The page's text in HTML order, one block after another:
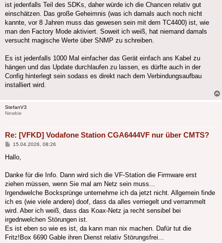
ist jedenfalls Teil des SDKs, daher würde ich die Chancen relativ gut
einschätzen. Das große Geheimnis (was ich damals auch noch nicht
kannte, vor 8 Jahren muss das gewesen sein mit dem TC4400) ist, wie
man den Factory Mode aktiviert. Soweit ich weiß, hat niemand damals
versucht magische Werte über SNMP zu schreiben.
Es ist jedenfalls 1000 Mal einfacher das Gerät einfach ans Kabel zu
hängen und das Update durchlaufen zu lassen, es dürfte auch in der
Config hinterlegt sein sodass es direkt nach dem Verbindungsaufbau
installiert wird.
StefanV3
Newbie
Re: [VFKD] Vodafone Station CGA6444VF nur über CMTS?
Beitrag
15.04.2026, 08:26
Hallo,
Danke für die Info. Dann wird sich die VF-Station die Firmware erst
ziehen müssen, wenn Sie mal am Netz sein muss...
Irgendwelche Bocksprünge unternehme ich da jetzt nicht. Allgemein finde
ich es (wie viele andere) doof, dass da alles verriegelt und verrammelt
wird. Aber ich weiß, dass das Koax-Netz ja recht sensibel bei
irgednwelchen Störungen ist.
Es ist eben so wie es ist, da kann man nix machen. Dafür tut die
Fritz!Box 6690 Gable ihren Dienst relativ Störungsfrei...